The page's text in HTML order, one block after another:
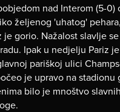
nad Interom (5-0)
željenog 'uhatog'
je gorio. Nažalost slavlje
Ipak u nedjelju Pariz
pariškoj ulici
je upravo na
bilo je mnoštvo